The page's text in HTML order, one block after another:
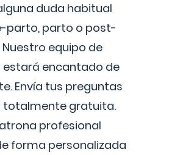
duda habitual
parto, parto o post-
equipo de
encantado de
Envía tus preguntas
totalmente gratuita.
profesional
forma personalizada